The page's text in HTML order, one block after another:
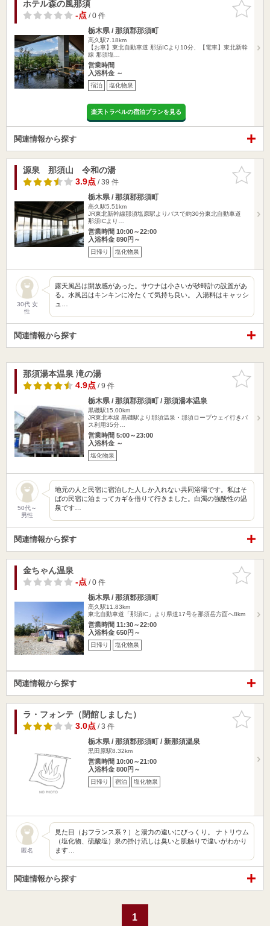
お気に入
りに追加
ホテル森の風那須
-点/ 0 件
栃木県 / 那須郡那須町
高久駅7.18km
【お車】東北自動車道 那須ICより10分、【電車】東北新幹
線 那須塩…
営業時間
入浴料金 ～
宿泊 塩化物泉
楽天トラベルの宿泊プランを見る
関連情報から探す
お気に入
りに追加
源泉 那須山 令和の湯
3.9点/ 39 件
栃木県 / 那須郡那須町
高久駅5.51km
JR東北新幹線那須塩原駅よりバスで約30分東北自動車道
那須ICより…
営業時間 10:00～22:00
入浴料金 890円～
日帰り 塩化物泉
30代 女
性
露天風呂は開放感があった。サウナは小さいが砂時計の設置があ
る。水風呂はキンキンに冷たくて気持ち良い。 入湯料はキャッシ
ュ…
関連情報から探す
お気に入
りに追加
那須湯本温泉 滝の湯
4.9点/ 9 件
栃木県 / 那須郡那須町 / 那須湯本温泉
黒磯駅15.00km
JR東北本線 黒磯駅より那須温泉・那須ロープウェイ行きバ
ス利用35分…
営業時間 5:00～23:00
入浴料金 ～
塩化物泉
50代～
男性
地元の人と民宿に宿泊した人しか入れない共同浴場です。私はそ
ばの民宿に泊まってカギを借りて行きました。白濁の強酸性の温
泉です…
関連情報から探す
お気に入
りに追加
金ちゃん温泉
-点/ 0 件
栃木県 / 那須郡那須町
高久駅11.83km
東北自動車道「那須IC」より県道17号を那須岳方面へ8km
営業時間 11:30～22:00
入浴料金 650円～
日帰り 塩化物泉
関連情報から探す
お気に入
りに追加
ラ・フォンテ（閉館しました）
3.0点/ 3 件
栃木県 / 那須郡那須町 / 新那須温泉
黒田原駅8.32km
営業時間 10:00～21:00
入浴料金 800円～
日帰り 宿泊 塩化物泉
匿名
見た目（おフランス系？）と湯力の違いにびっくり。 ナトリウム
（塩化物、硫酸塩）泉の掛け流しは臭いと肌触りで違いがわかり
ます…
関連情報から探す
1